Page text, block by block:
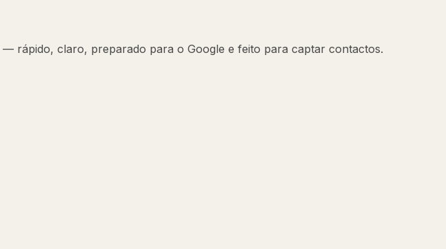
— rápido, claro, preparado para o Google e feito para captar contactos.